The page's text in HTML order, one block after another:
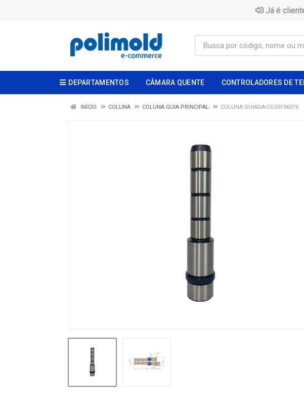
Já é
DEPARTAMENTOS CÂMARA QUENTE CONTROLADORES DE
INÍCIO COLUNA COLUNA GUIA PRINCIPAL COLUNA GUIADA-CG50196076